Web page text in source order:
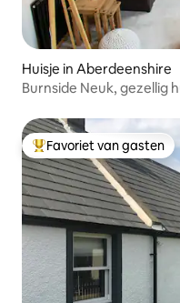
Huisje in Aberdeenshire
Burnside Neuk, gezellig
Topfavoriet van gasten
Favoriet van gasten